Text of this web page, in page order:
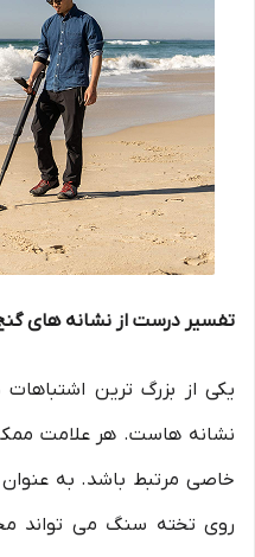
تفسیر درست از نشانه های
یکی از بزرگ ترین اشتباهات
نشانه هاست. هر علامت
خاصی مرتبط باشد. به
روی تخته سنگ می تواند